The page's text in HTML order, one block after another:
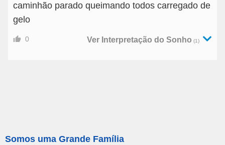
caminhão parado queimando todos carregado de
gelo
0 Ver Interpretação do Sonho (1)
Somos uma Grande Família